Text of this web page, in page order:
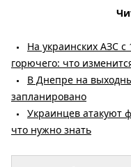
На украинских АЗС
горючего: что
В Днепре на
запланировано
Украинцев атакуют
что нужно знать